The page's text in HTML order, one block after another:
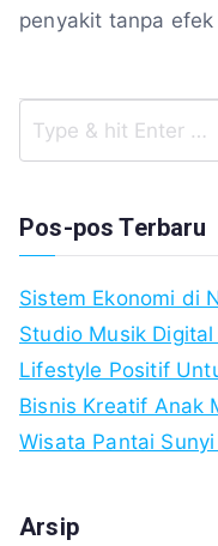
penyakit tanpa
Pos-pos Terbaru
Sistem Ekonomi di
Studio Musik
Lifestyle Positif
Bisnis Kreatif Anak
Wisata Pantai
Arsip